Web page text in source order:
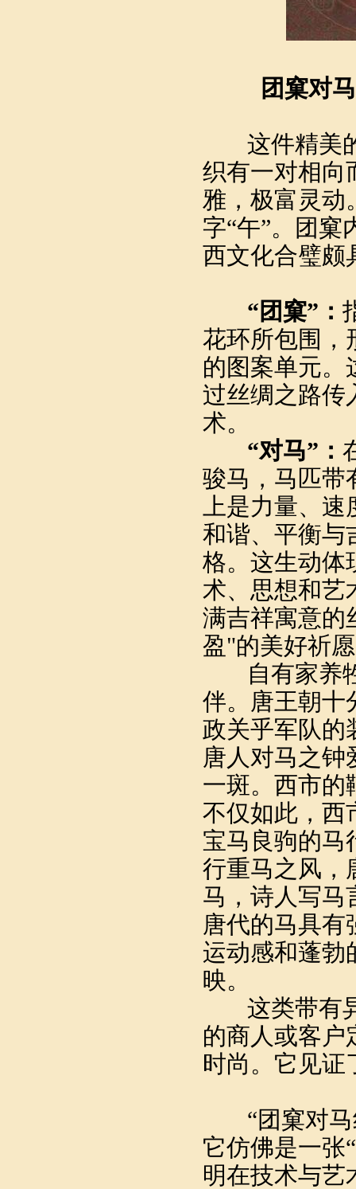
团窠对
这件精美的
织有一对相向
雅，极富灵动
字“午”。团窠
西文化合璧颇
“团窠”：
花环所包围，
的图案单元。
过丝绸之路传
术。
“对马”：
骏马，马匹带
上是力量、
和谐、平衡与
格。这生动体
术、思想和艺
满吉祥寓意的
盈"的美好祈
自有家养牲
伴。唐王朝十
政关乎军队的
唐人对马之钟
一斑。西市的
不仅如此，西
宝马良驹的马
行重马之风，
马，诗人写马
唐代的马具有
运动感和蓬勃
映。
这类带有异
的商人或客户
时尚。它见证
“团窠对马
它仿佛是一张
明在技术与艺